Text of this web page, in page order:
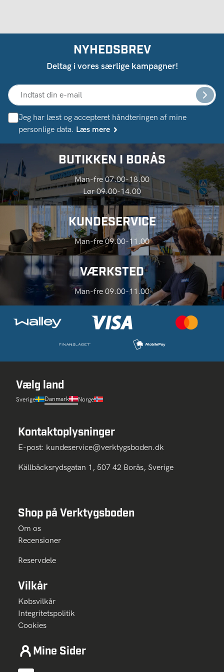
NYHEDSBREV
Deltag i vores særlige kampagner!
Jeg har læst og accepteret håndteringen af ​​mine
personlige data. Læs mere
BUTIKKEN I BORÅS
Man-fre 07.00-18.00
Lør 09.00-14.00
KUNDESERVICE
Man-fre 09.00-11.00
VÆRKSTED
Man-fre 09.00-11.00
Vælg land
Sverige Danmark Norge
Kontaktoplysninger
E-post: kundeservice@verktygsboden.dk
Källbäcksrydsgatan 1, 507 42 Borås, Sverige
Shop på Verktygsboden
Om os
Recensioner
Reservdele
Vilkår
Købsvilkår
Integritetspolitik
Cookies
Mine Sider